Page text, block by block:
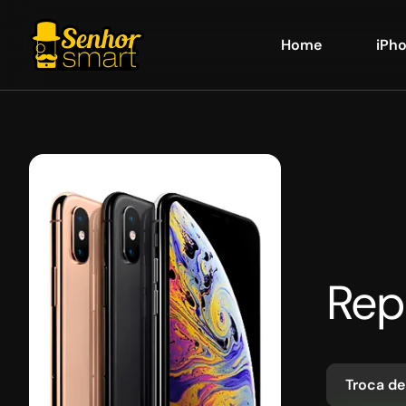
Home
Troca